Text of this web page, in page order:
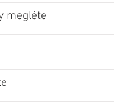
megléte